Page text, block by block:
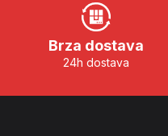
Brza dostava
24h dostava